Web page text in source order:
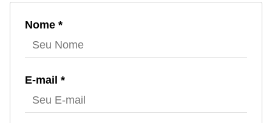
Nome *
E-mail *